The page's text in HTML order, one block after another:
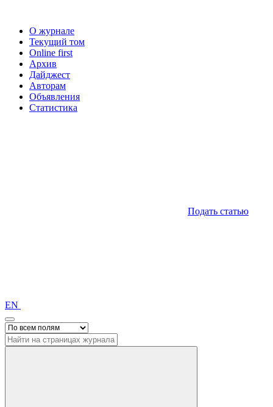
О журнале
Текущий том
Online first
Архив
Дайджест
Авторам
Объявления
Статистика
Подать статью
EN